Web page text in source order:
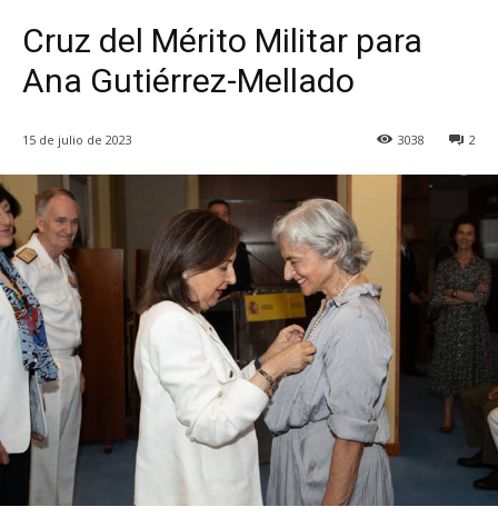
Cruz del Mérito Militar para
Ana Gutiérrez-Mellado
15 de julio de 2023 2
3038